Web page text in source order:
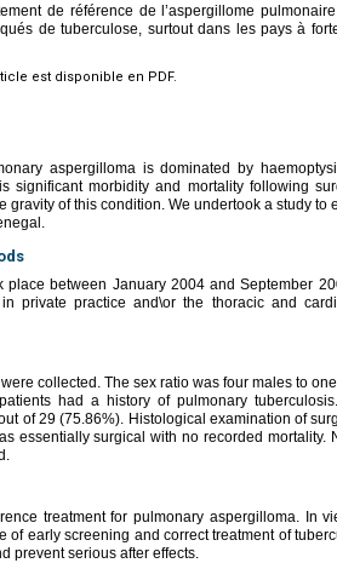
de référence de l’aspergillome
de tuberculose, surtout dans les pays à
est disponible en PDF.
aspergilloma is dominated by
significant morbidity and mortality following
gravity of this condition. We undertook a study to
place between January 2004 and September
private practice and\or the thoracic and
collected. The sex ratio was four males to
had a history of pulmonary
of 29 (75.86%). Histological examination of
essentially surgical with no recorded
treatment for pulmonary aspergilloma. In
of early screening and correct treatment of
prevent serious after effects.